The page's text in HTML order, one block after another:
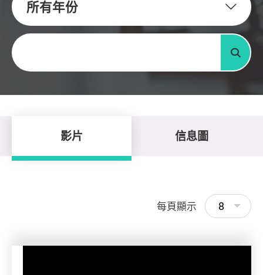
所有年份
關鍵字
搜尋
影片 信息圖
每頁顯示 8